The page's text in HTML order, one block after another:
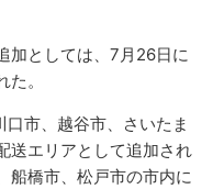
加としては、7月26日に
。
市、越谷市、さいたま
送エリアとして追加され
船橋市、松戸市の市内に